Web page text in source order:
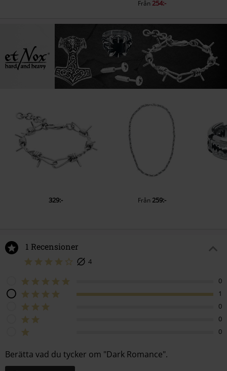
Från 254:-
329:- Från 259:-
1 Recensioner
4
0
1
0
0
0
Berätta vad du tycker om "Dark Romance".